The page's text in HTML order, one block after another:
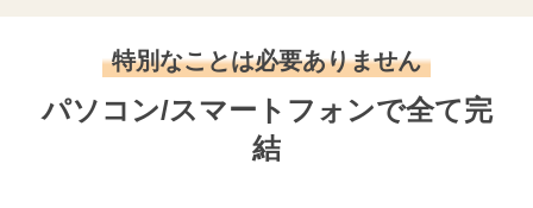
特別なことは必要ありません
パソコン/スマートフォンで全て完
結